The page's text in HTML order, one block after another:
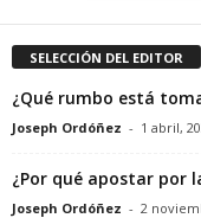
SELECCIÓN DEL EDITOR
¿Qué rumbo está
Joseph Ordóñez - 1 abril,
¿Por qué apostar por
Joseph Ordóñez - 2